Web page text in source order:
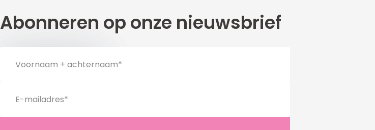
Abonneren op onze nieuwsbrief